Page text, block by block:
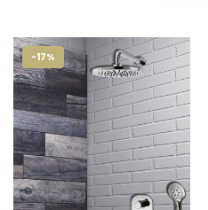
-17%